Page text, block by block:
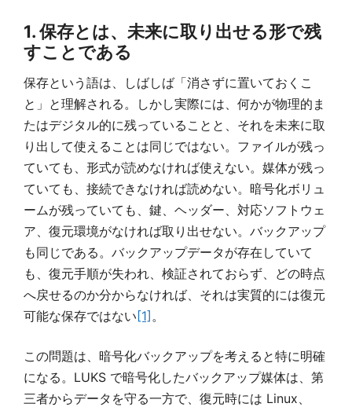
1. 保存とは、未来に取り出せる形で残
すことである
保存という語は、しばしば「消さずに置いておくこ
と」と理解される。しかし実際には、何かが物理的ま
たはデジタル的に残っていることと、それを未来に取
り出して使えることは同じではない。ファイルが残っ
ていても、形式が読めなければ使えない。媒体が残っ
ていても、接続できなければ読めない。暗号化ボリュ
ームが残っていても、鍵、ヘッダー、対応ソフトウェ
ア、復元環境がなければ取り出せない。バックアップ
も同じである。バックアップデータが存在していて
も、復元手順が失われ、検証されておらず、どの時点
へ戻せるのか分からなければ、それは実質的には復元
可能な保存ではない[1] 。
この問題は、暗号化バックアップを考えると特に明確
になる。LUKS で暗号化したバックアップ媒体は、第
三者からデータを守る一方で、復元時には Linux、